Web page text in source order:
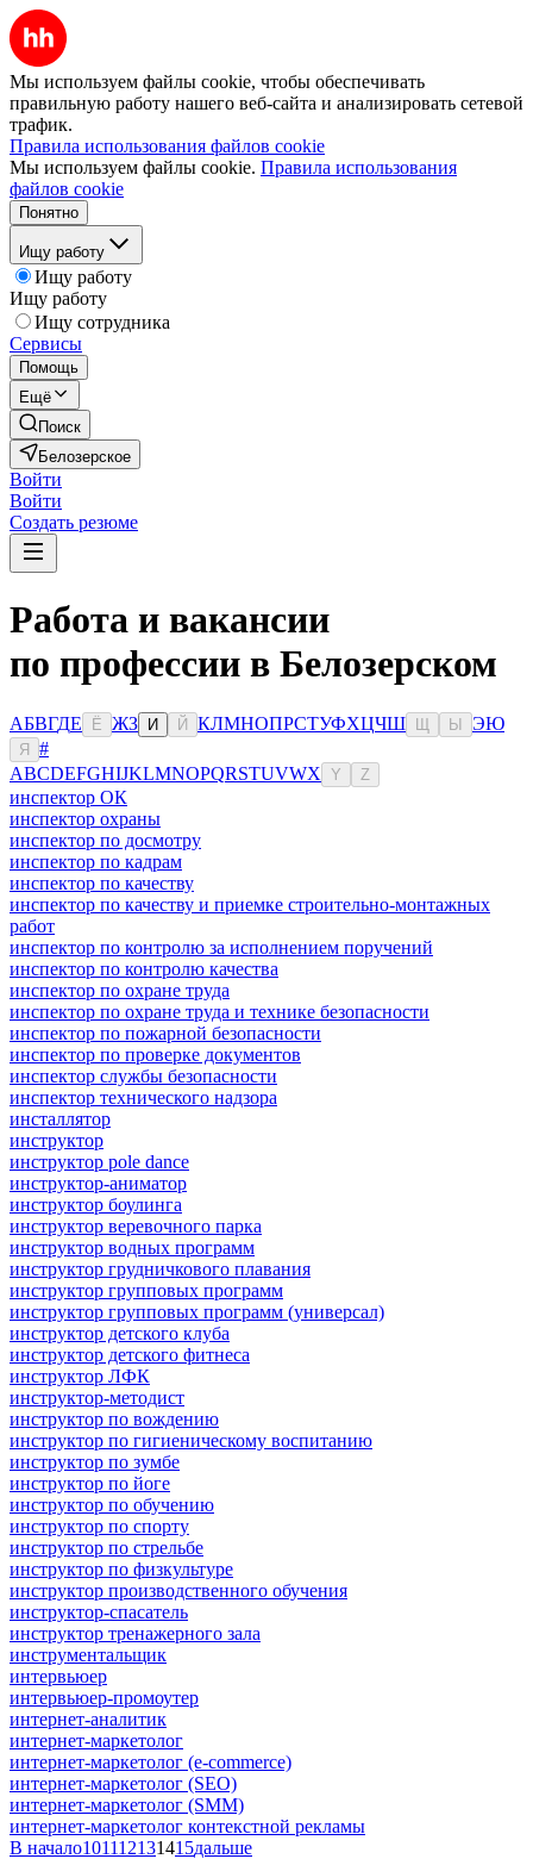
Мы используем файлы cookie, чтобы обеспечивать
правильную работу нашего веб-сайта и анализировать сетевой
трафик.
Правила использования файлов cookie
Мы используем файлы cookie. Правила использования
файлов cookie
Понятно
Ищу работу
Ищу работу
Ищу работу
Ищу сотрудника
Сервисы
Помощь
Ещё
Поиск
Белозерское
Войти
Войти
Создать резюме
Работа и вакансии
по профессии в Белозерском
АБВГДЕ Ё ЖЗ И Й КЛМНОПРСТУФХЦЧШ Ы ЭЮ
Я
#
ABCDEFGHIJKLMNOPQRSTUVWX Y Z
инспектор ОК
инспектор охраны
инспектор по досмотру
инспектор по кадрам
инспектор по качеству
инспектор по качеству и приемке строительно-монтажных
работ
инспектор по контролю за исполнением поручений
инспектор по контролю качества
инспектор по охране труда
инспектор по охране труда и технике безопасности
инспектор по пожарной безопасности
инспектор по проверке документов
инспектор службы безопасности
инспектор технического надзора
инсталлятор
инструктор
инструктор pole dance
инструктор-аниматор
инструктор боулинга
инструктор веревочного парка
инструктор водных программ
инструктор грудничкового плавания
инструктор групповых программ
инструктор групповых программ (универсал)
инструктор детского клуба
инструктор детского фитнеса
инструктор ЛФК
инструктор-методист
инструктор по вождению
инструктор по гигиеническому воспитанию
инструктор по зумбе
инструктор по йоге
инструктор по обучению
инструктор по спорту
инструктор по стрельбе
инструктор по физкультуре
инструктор производственного обучения
инструктор-спасатель
инструктор тренажерного зала
инструментальщик
интервьюер
интервьюер-промоутер
интернет-аналитик
интернет-маркетолог
интернет-маркетолог (e-commerce)
интернет-маркетолог (SEO)
интернет-маркетолог (SMM)
интернет-маркетолог контекстной рекламы
В начало101112131415дальше